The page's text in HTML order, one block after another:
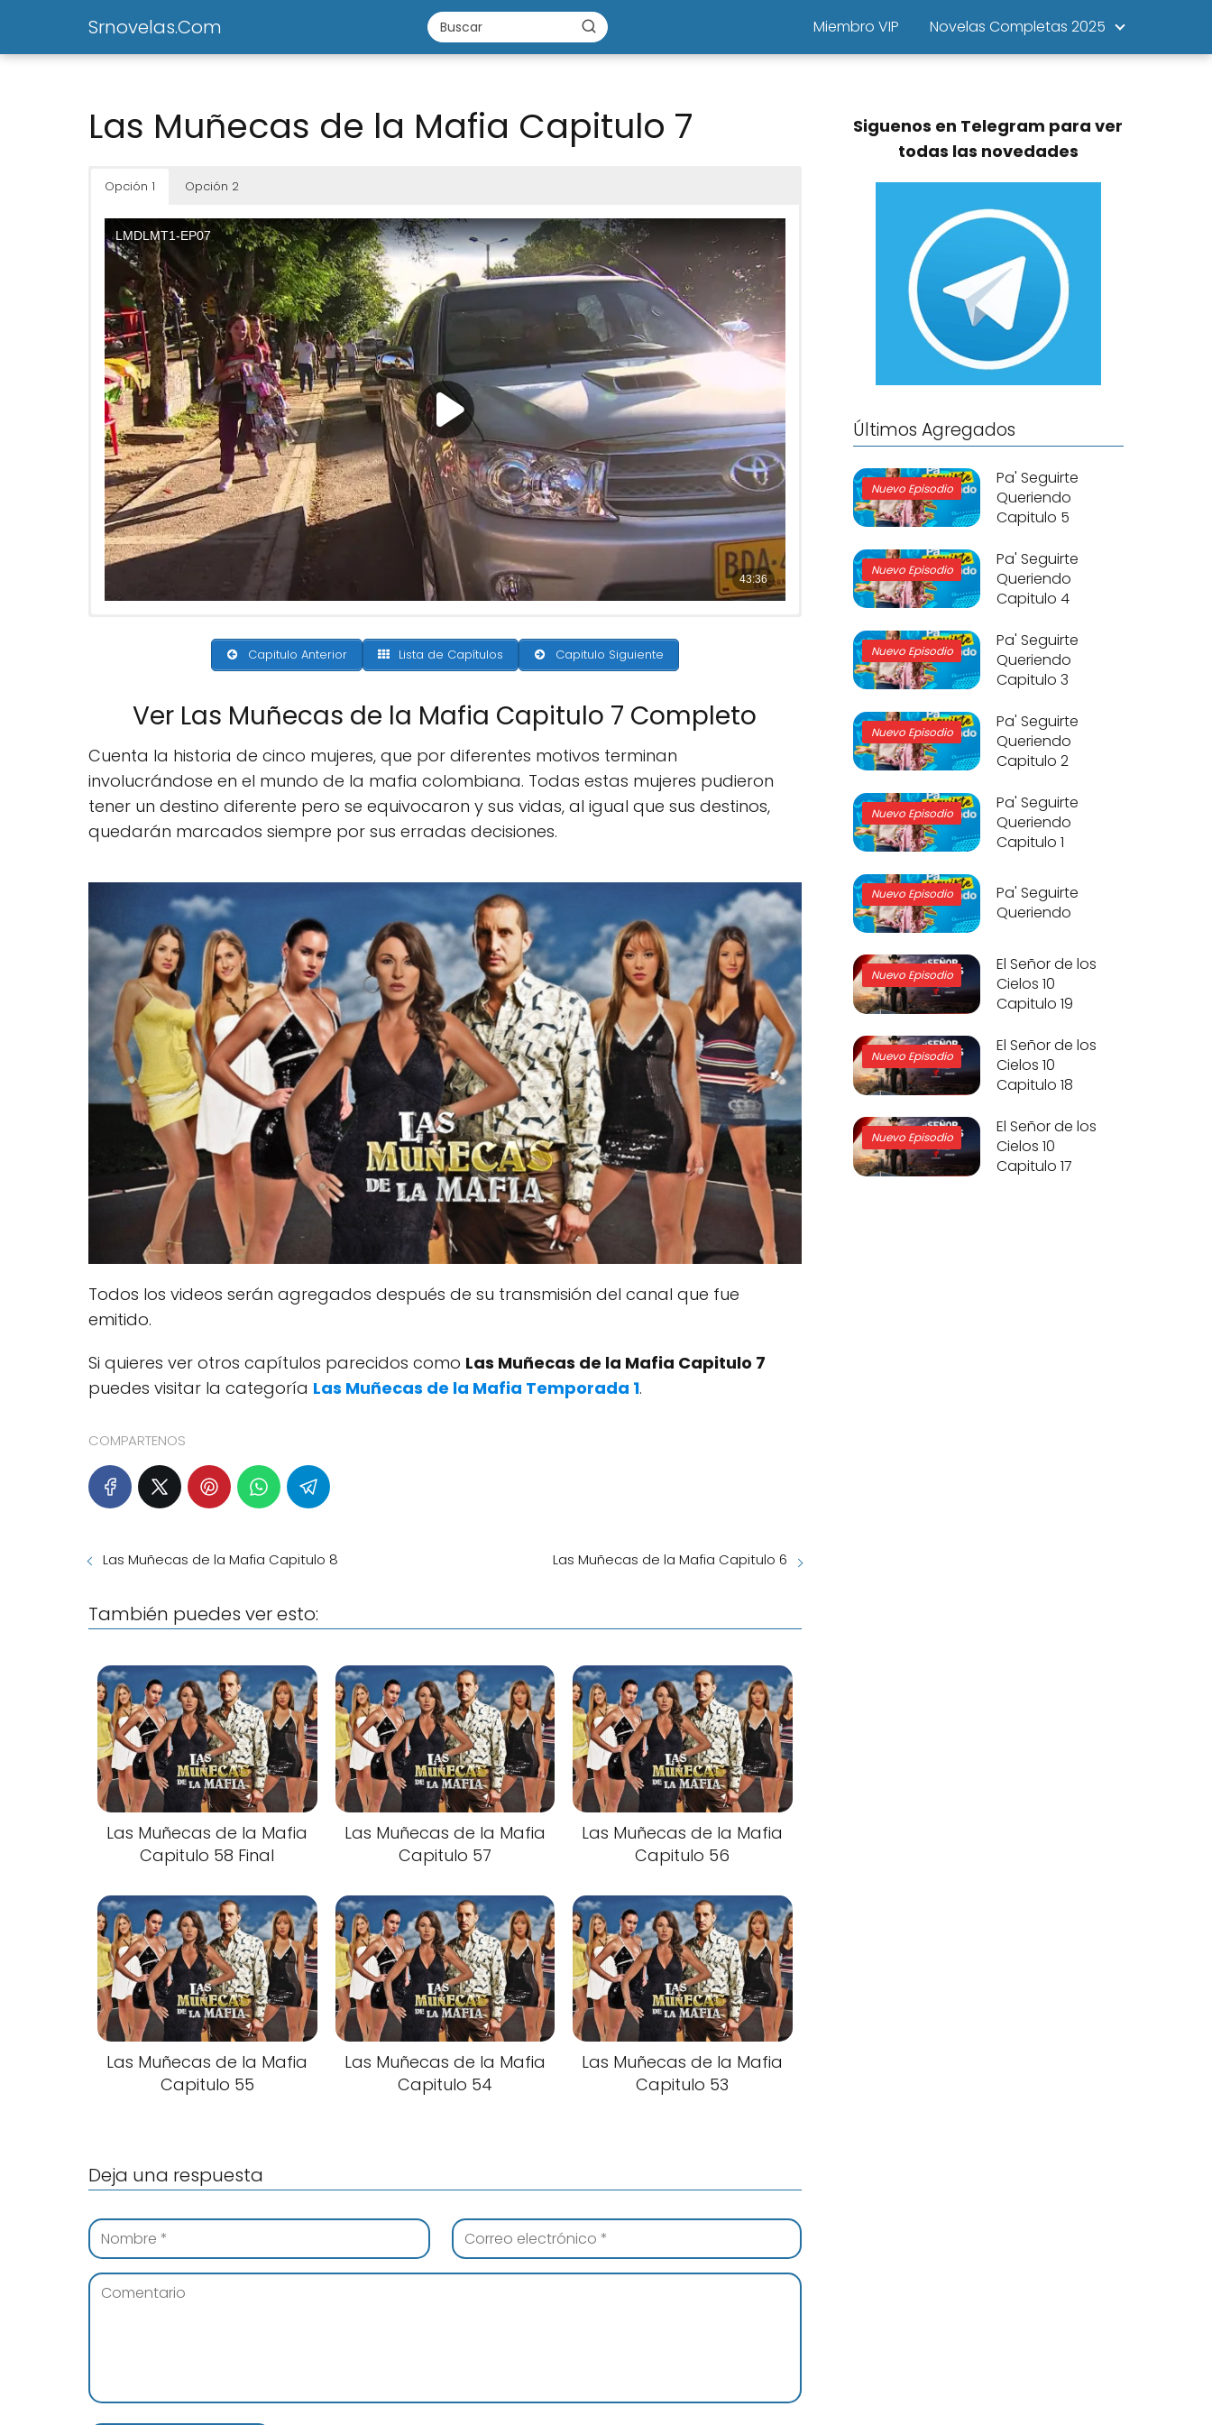
Srnovelas.Com Miembro VIP Novelas Completas 2025
Las Muñecas de la Mafia Capitulo 7
Opción 1 Opción 2
Capitulo Anterior Lista de Capítulos Capitulo Siguiente
Ver Las Muñecas de la Mafia Capitulo 7 Completo
Cuenta la historia de cinco mujeres, que por diferentes motivos terminan
involucrándose en el mundo de la mafia colombiana. Todas estas mujeres pudieron
tener un destino diferente pero se equivocaron y sus vidas, al igual que sus destinos,
quedarán marcados siempre por sus erradas decisiones.
Todos los videos serán agregados después de su transmisión del canal que fue
emitido.
Si quieres ver otros capítulos parecidos como Las Muñecas de la Mafia Capitulo 7
puedes visitar la categoría Las Muñecas de la Mafia Temporada 1.
COMPARTENOS
Las Muñecas de la Mafia Capitulo 8 Las Muñecas de la Mafia Capitulo 6
También puedes ver esto:
Las Muñecas de la Mafia
Capitulo 58 Final
Las Muñecas de la Mafia
Capitulo 57
Las Muñecas de la Mafia
Capitulo 56
Las Muñecas de la Mafia
Capitulo 55
Las Muñecas de la Mafia
Capitulo 54
Las Muñecas de la Mafia
Capitulo 53
Deja una respuesta
Siguenos en Telegram para ver
todas las novedades
Últimos Agregados
Nuevo Episodio
Pa' Seguirte
Queriendo
Capitulo 5
Nuevo Episodio
Pa' Seguirte
Queriendo
Capitulo 4
Nuevo Episodio
Pa' Seguirte
Queriendo
Capitulo 3
Nuevo Episodio
Pa' Seguirte
Queriendo
Capitulo 2
Nuevo Episodio
Pa' Seguirte
Queriendo
Capitulo 1
Nuevo Episodio
Pa' Seguirte
Queriendo
Nuevo Episodio
El Señor de los
Cielos 10
Capitulo 19
Nuevo Episodio
El Señor de los
Cielos 10
Capitulo 18
Nuevo Episodio
El Señor de los
Cielos 10
Capitulo 17